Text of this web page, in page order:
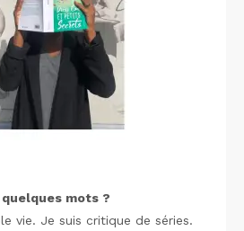
mots ?
vie. Je suis critique de séries.